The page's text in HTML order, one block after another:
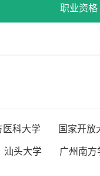
职业资格
医科大学 国家开放
汕头大学
广州南方